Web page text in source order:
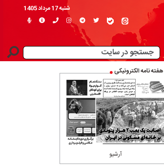
شنبه 17 مرداد 1405
هفته نامه الکترونیکی
آرشیو